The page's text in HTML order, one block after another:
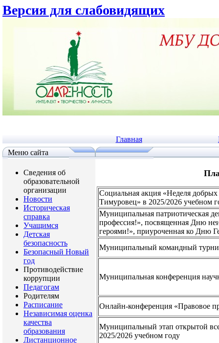
Версия для слабовидящих
Главная
Меню сайта
Сведения об
образовательной
организации
Новости
Историческая
справка
Учащимся
Детская
безопасность
Безопасный Новый
год
Противодействие
коррупции
Педагогам
Родителям
Расписание
Независимая оценка
качества
образования
Дистанционное
Социальная акция «Неделя
Тимуровец» в 2025/2026 учебном
Муниципальная патриотическая
профессия!», посвященная Дню
героями!», приуроченная ко Дню
Муниципальный командный
Муниципальная конференция
Онлайн-конференция «Правовое
Муниципальный этап открытой
2025/2026 учебном году